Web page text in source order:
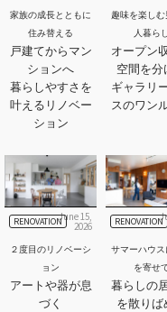
家族の成長とともに
住み替える
戸建てからマン
ションへ
暮らしやすさを
叶えるリノベー
ション
趣味を楽し
人暮ら
オープン
空間を分
ギャラリ
スのワン
RENOVATIONJune 15,
2026
２度目のリノベーシ
ョン
アートや器が息
づく
RENOVATION
サマーハウ
を寄せ
暮らしの
を散りば